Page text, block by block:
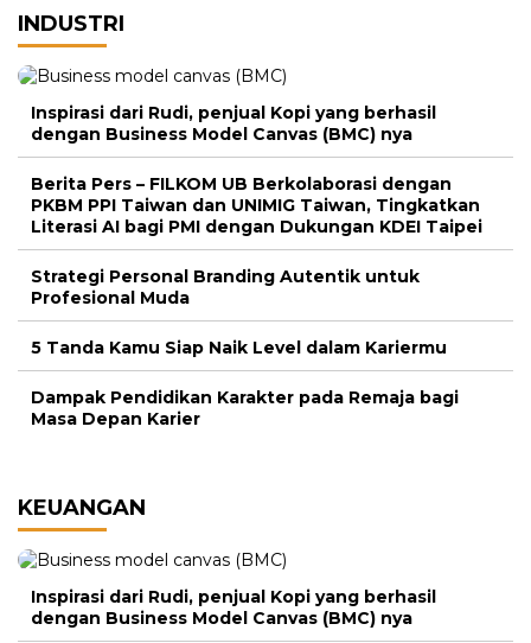
INDUSTRI
Inspirasi dari Rudi, penjual Kopi yang berhasil
dengan Business Model Canvas (BMC) nya
Berita Pers – FILKOM UB Berkolaborasi dengan
PKBM PPI Taiwan dan UNIMIG Taiwan, Tingkatkan
Literasi AI bagi PMI dengan Dukungan KDEI Taipei
Strategi Personal Branding Autentik untuk
Profesional Muda
5 Tanda Kamu Siap Naik Level dalam Kariermu
Dampak Pendidikan Karakter pada Remaja bagi
Masa Depan Karier
KEUANGAN
Inspirasi dari Rudi, penjual Kopi yang berhasil
dengan Business Model Canvas (BMC) nya